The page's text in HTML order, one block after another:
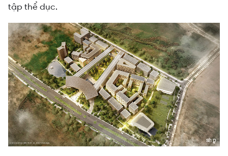
tập thể dục.